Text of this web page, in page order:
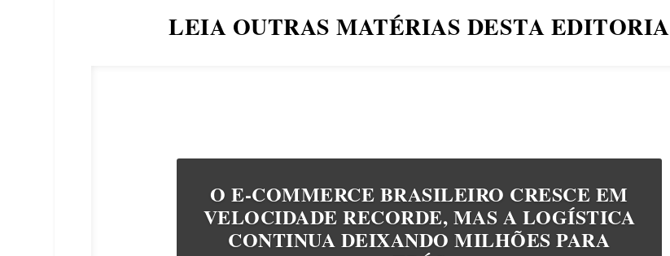
LEIA OUTRAS MATÉRIAS DESTA EDITORIA
O E-COMMERCE BRASILEIRO CRESCE EM
VELOCIDADE RECORDE, MAS A LOGÍSTICA
CONTINUA DEIXANDO MILHÕES PARA